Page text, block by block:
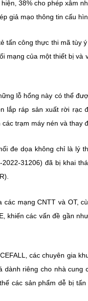
38% cho phép xâm
giả mạo thông tin cấu
tấn công thực thi mã tùy
mạng của một thiết bị
lỗ hổng này có thể
lắp ráp sản xuất rời rạc
trạm máy nén và thay
đe dọa không chỉ là lý
2022-31206) đã bị khai
mạng CNTT và OT,
khiến các vấn đề gần
các chuyên gia
dành riêng cho nhà
các sản phẩm dễ bị